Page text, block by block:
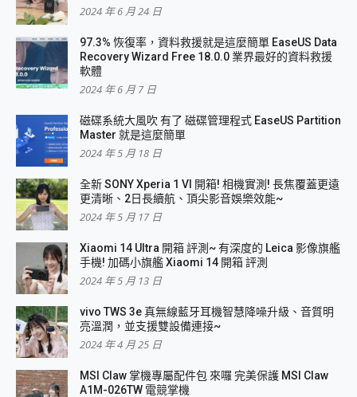
2024 年 6 月 24 日
97.3% 恢復率，資料救援就是這麼簡單 EaseUS Data
Recovery Wizard Free 18.0.0 業界最好的資料救援
軟體
2024 年 6 月 7 日
磁碟系統大風吹 有了 磁碟管理程式 EaseUS Partition
Master 就是這麼簡單
2024 年 5 月 18 日
全新 SONY Xperia 1 VI 開箱! 相機實測! 長焦覆蓋更遠
更清晰、2日長續航、頂尖影音娛樂效能~
2024 年 5 月 17 日
Xiaomi 14 Ultra 開箱 評測~ 有深度的 Leica 影像旗艦
手機! 加碼小旗艦 Xiaomi 14 開箱 評測
2024 年 5 月 13 日
vivo TWS 3e 真無線藍牙耳機智慧降噪升級、音質明
亮溫潤，並支援雙設備連接~
2024 年 4 月 25 日
MSI Claw 掌機專屬配件包 來囉 完美保護 MSI Claw
A1M-026TW 電競掌機